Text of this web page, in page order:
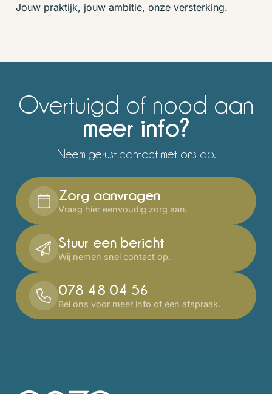
Jouw praktijk, jouw ambitie, onze versterking.
Overtuigd of nood aan
meer info?
Neem gerust contact met ons op.
Zorg aanvragen
Vraag hier eenvoudig zorg aan.
Stuur een bericht
Wij nemen snel contact op.
078 48 04 56
Bel ons voor meer info of een afspraak.